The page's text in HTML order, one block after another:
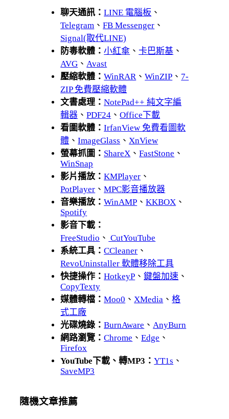
聊天通訊：LINE 電腦板 、
Telegram 、FB Messenger 、
Signal(取代LINE)
防毒軟體：小紅傘 、卡巴斯基 、
AVG 、 Avast
壓縮軟體：WinRAR 、WinZIP 、 7-
ZIP 免費壓縮軟體
文書處理：NotePad++ 純文字編
輯器 、PDF24 、Office下載
看圖軟體：IrfanView 免費看圖軟
體 、ImageGlass 、 XnView
螢幕抓圖： ShareX 、FastStone 、
WinSnap
影片播放：KMPlayer 、
PotPlayer 、MPC影音播放器
音樂播放：WinAMP 、KKBOX 、
Spotify
影音下載：
FreeStudio 、 CutYouTube
系統工具：CCleaner 、
RevoUninstaller 軟體移除工具
快捷操作：HotkeyP 、鍵盤加速 、
CopyTexty
媒體轉檔：Moo0 、 XMedia 、格
式工廠
光碟燒錄：BurnAware 、 AnyBurn
網路瀏覽：Chrome 、Edge 、
Firefox
YouTube下載、轉MP3：YT1s 、
SaveMP3
隨機文章推薦